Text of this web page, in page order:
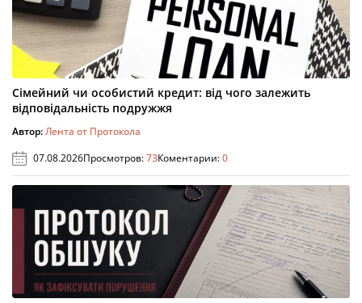
Сімейний чи особистий кредит: від чого залежить
відповідальність подружжя
Автор:Лента от Протокола
07.08.2026Просмотров:73Коментарии:0